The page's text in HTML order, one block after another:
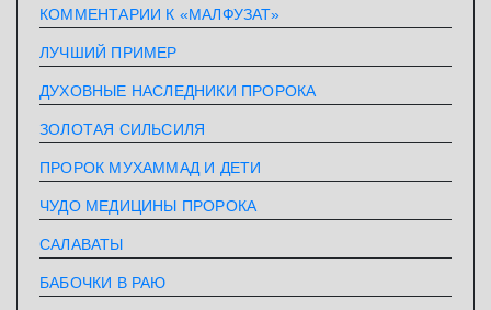
КОММЕНТАРИИ К «МАЛФУЗАТ»
ЛУЧШИЙ ПРИМЕР
ДУХОВНЫЕ НАСЛЕДНИКИ ПРОРОКА
ЗОЛОТАЯ СИЛЬСИЛЯ
ПРОРОК МУХАММАД И ДЕТИ
ЧУДО МЕДИЦИНЫ ПРОРОКА
САЛАВАТЫ
БАБОЧКИ В РАЮ